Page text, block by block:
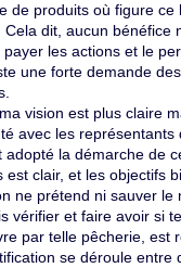
de produits où figure ce
dit, aucun bénéfice
payer les actions et le
une forte demande
vision est plus claire
avec les représentants
adopté la démarche de
clair, et les objectifs
ne prétend ni sauver
vérifier et faire avoir si
par telle pêcherie, est
se déroule entre